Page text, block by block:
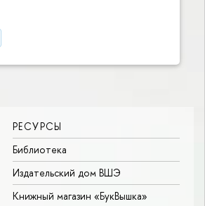
РЕСУРСЫ
Библиотека
Издательский дом ВШЭ
Книжный магазин «БукВышка»